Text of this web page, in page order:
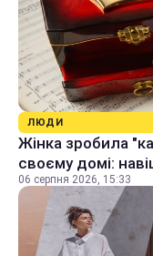
ЛЮДИ
Жінка зробила
своєму домі:
06 серпня 2026, 15:33